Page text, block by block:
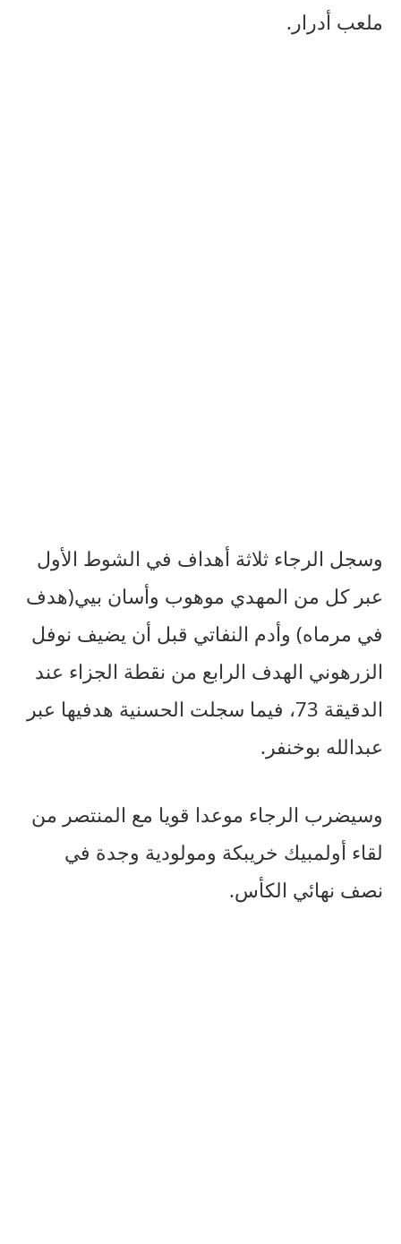
ملعب أدرار.
وسجل الرجاء ثلاثة أهداف في الشوط الأول
عبر كل من المهدي موهوب وأسان بيي(هدف
في مرماه) وأدم النفاتي قبل أن يضيف نوفل
الزرهوني الهدف الرابع من نقطة الجزاء عند
الدقيقة 73، فيما سجلت الحسنية هدفيها عبر
عبدالله بوخنفر.
وسيضرب الرجاء موعدا قويا مع المنتصر من
لقاء أولمبيك خريبكة ومولودية وجدة في
نصف نهائي الكأس.